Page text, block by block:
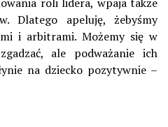
roli lidera, wpaja także
Dlatego apeluję, żebyśmy
i arbitrami. Możemy się w
ale podważanie ich
na dziecko pozytywnie –